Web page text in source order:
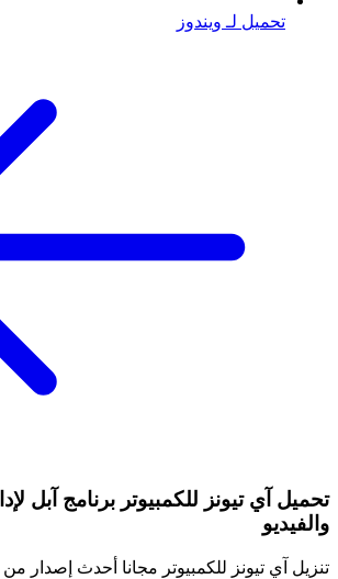
تحميل لـ ويندوز
تحميل آي تيونز للكمبيوتر برنامج آبل
والفيديو
تنزيل آي تيونز للكمبيوتر مجانا أحدث إصدار